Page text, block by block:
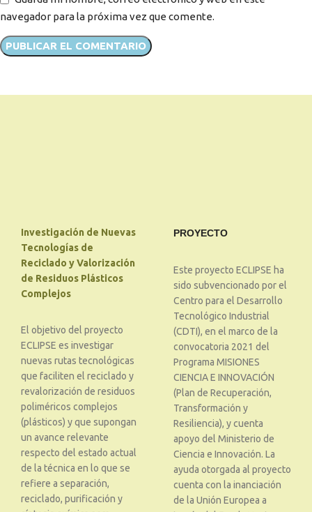
navegador para la próxima vez que comente.
Investigación de Nuevas
Tecnologías de
Reciclado y Valorización
de Residuos Plásticos
Complejos
El objetivo del proyecto
ECLIPSE es investigar
nuevas rutas tecnológicas
que faciliten el reciclado y
revalorización de residuos
poliméricos complejos
(plásticos) y que supongan
un avance relevante
respecto del estado actual
de la técnica en lo que se
refiere a separación,
reciclado, purificación y
PROYECTO
Este proyecto ECLIPSE ha
sido subvencionado por el
Centro para el Desarrollo
Tecnológico Industrial
(CDTI), en el marco de la
convocatoria 2021 del
Programa MISIONES
CIENCIA E INNOVACIÓN
(Plan de Recuperación,
Transformación y
Resiliencia), y cuenta
apoyo del Ministerio de
Ciencia e Innovación. La
ayuda otorgada al proyecto
cuenta con la inanciación
de la Unión Europea a